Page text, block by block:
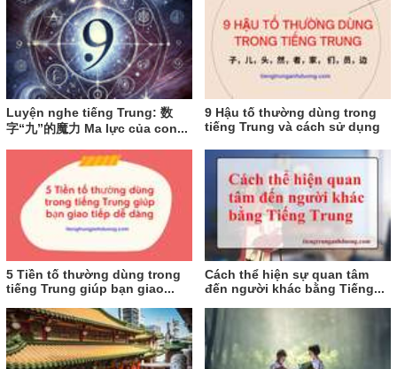
Luyện nghe tiếng Trung: 数
字“九”的魔力 Ma lực của con...
9 Hậu tố thường dùng trong
tiếng Trung và cách sử dụng
5 Tiền tố thường dùng trong
tiếng Trung giúp bạn giao...
Cách thể hiện sự quan tâm
đến người khác bằng Tiếng...